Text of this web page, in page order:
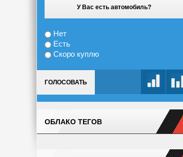
У Вас есть автомобиль?
Нет
Есть
Скоро куплю
ГОЛОСОВАТЬ
ОБЛАКО ТЕГОВ